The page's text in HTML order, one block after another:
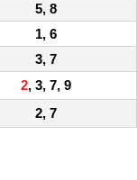
5, 8
1, 6
3, 7
2, 3, 7, 9
2, 7